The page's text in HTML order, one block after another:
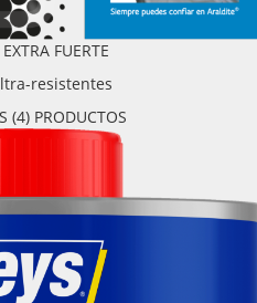
FUERTE
resistentes
(4) PRODUCTOS